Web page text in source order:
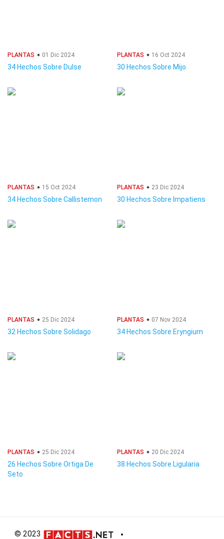
PLANTAS 01 Dic 2024
34 Hechos Sobre Dulse
PLANTAS 16 Oct 2024
30 Hechos Sobre Mijo
PLANTAS 15 Oct 2024
34 Hechos Sobre Callistemon
PLANTAS 23 Dic 2024
30 Hechos Sobre Impatiens
PLANTAS 25 Dic 2024
32 Hechos Sobre Solidago
PLANTAS 07 Nov 2024
34 Hechos Sobre Eryngium
PLANTAS 25 Dic 2024
26 Hechos Sobre Ortiga De
Seto
PLANTAS 20 Dic 2024
38 Hechos Sobre Ligularia
© 2023